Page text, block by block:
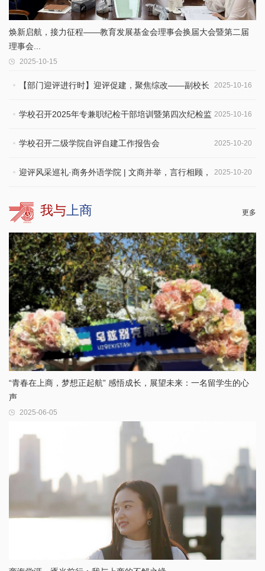
焕新启航，接力征程——教育发展基金会理事会换届大会暨第二届
理事会...
2025-10-15
2025-10-16
【部门迎评进行时】迎评促建，聚焦综改——副校长
2025-10-16
学校召开2025年专兼职纪检干部培训暨第四次纪检监
2025-10-20
学校召开二级学院自评自建工作报告会
2025-10-20
迎评风采巡礼·商务外语学院 | 文商并举，言行相顾，
我与 上商 更多
“青春在上商，梦想正起航” 感悟成长，展望未来：一名留学生的心
声
2025-06-05